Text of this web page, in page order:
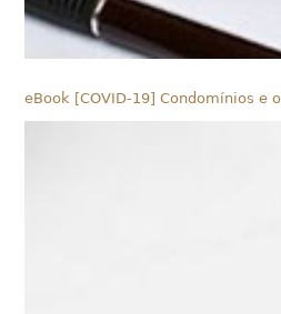
eBook [COVID-19] Condomínios e